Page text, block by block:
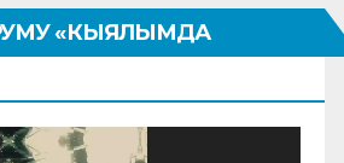
«КЫЯЛЫМДА